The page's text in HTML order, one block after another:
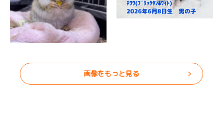
画像をもっと見る